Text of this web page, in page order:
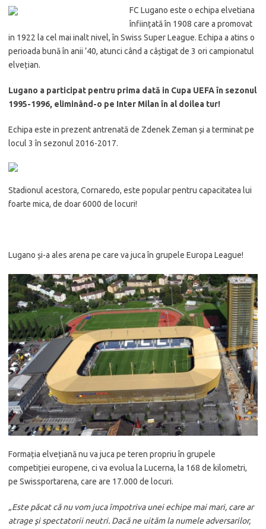
FC Lugano este o echipa elvetiana
înființată în 1908 care a promovat
in 1922 la cel mai inalt nivel, în Swiss Super League. Echipa a atins o
perioada bună în anii ’40, atunci când a câștigat de 3 ori campionatul
elvețian.
Lugano a participat pentru prima dată in Cupa UEFA în sezonul
1995-1996, eliminând-o pe Inter Milan în al doilea tur!
Echipa este in prezent antrenată de Zdenek Zeman și a terminat pe
locul 3 în sezonul 2016-2017.
Stadionul acestora, Cornaredo, este popular pentru capacitatea lui
foarte mica, de doar 6000 de locuri!
Lugano și-a ales arena pe care va juca în grupele Europa League!
Formația elvețiană nu va juca pe teren propriu în grupele
competiției europene, ci va evolua la Lucerna, la 168 de kilometri,
pe Swissportarena, care are 17.000 de locuri.
„Este păcat că nu vom juca împotriva unei echipe mai mari, care ar
atrage şi spectatorii neutri. Dacă ne uităm la numele adversarilor,